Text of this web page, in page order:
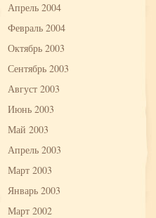
Апрель 2004
Февраль 2004
Октябрь 2003
Сентябрь 2003
Август 2003
Июнь 2003
Май 2003
Апрель 2003
Март 2003
Январь 2003
Март 2002